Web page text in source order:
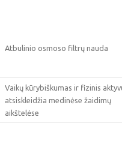
Atbulinio osmoso filtrų nauda
Vaikų kūrybiškumas ir fizinis
atsiskleidžia medinėse žaidimų
aikštelėse